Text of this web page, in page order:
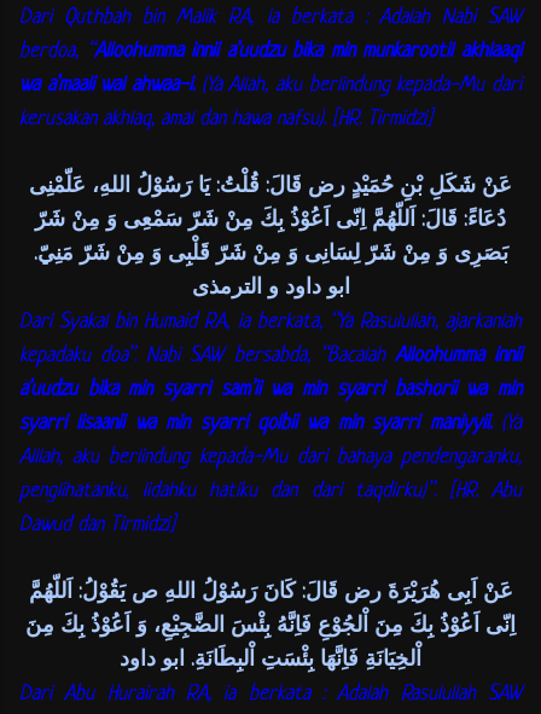
Dari Quthbah bin Malik RA, ia berkata : Adalah Nabi SAW
berdoa, “Alloohumma innii a’uudzu bika min munkarootil akhlaaqi
wa a’maali wal ahwaa-i.(Ya Allah, aku berlindung kepada-Mu dari
kerusakan akhlaq, amal dan hawa nafsu). [HR. Tirmidzi]
عَنْ شَكَلِ بْنِ حُمَيْدٍ رض قَالَ: قُلْتُ: يَا رَسُوْلُ اللهِ، عَلّمْنِى
دُعَاءً: قَالَ: اَللّهُمَّ اِنّى اَعُوْذُ بِكَ مِنْ شَرّ سَمْعِى وَ مِنْ شَرّ
بَصَرِى وَ مِنْ شَرّ لِسَانِى وَ مِنْ شَرّ قَلْبِى وَ مِنْ شَرّ مَنِيّ.
ابو داود و الترمذى
Dari Syakal bin Humaid RA, ia berkata, “Ya Rasulullah, ajarkanlah
kepadaku doa”. Nabi SAW bersabda, “Bacalah Alloohumma innii
a’uudzu bika min syarri sam’ii wa min syarri bashorii wa min
syarri lisaanii wa min syarri qolbii wa min syarri maniyyii.(Ya
Alllah, aku berlindung kepada-Mu dari bahaya pendengaranku,
penglihatanku, lidahku hatiku dan dari taqdirku)”. [HR. Abu
Dawud dan Tirmidzi]
عَنْ اَبِى هُرَيْرَةَ رض قَالَ: كَانَ رَسُوْلُ اللهِ ص يَقُوْلُ: اَللّهُمَّ
اِنّى اَعُوْذُ بِكَ مِنَ اْلجُوْعِ فَاِنَّهُ بِئْسَ الضَّجِيْعِ، وَ اَعُوْذُ بِكَ مِنَ
اْلخِيَانَةِ فَاِنَّهَا بِئْسَتِ اْلبِطَانَةِ. ابو داود
Dari Abu Hurairah RA, ia berkata : Adalah Rasulullah SAW